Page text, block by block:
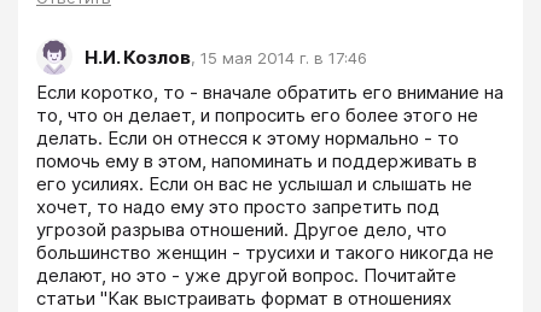
Н.И. Козлов, 15 мая 2014 г. в 17:46
Если коротко, то - вначале обратить его внимание на
то, что он делает, и попросить его более этого не
делать. Если он отнесся к этому нормально - то
помочь ему в этом, напоминать и поддерживать в
его усилиях. Если он вас не услышал и слышать не
хочет, то надо ему это просто запретить под
угрозой разрыва отношений. Другое дело, что
большинство женщин - трусихи и такого никогда не
делают, но это - уже другой вопрос. Почитайте
статьи "Как выстраивать формат в отношениях